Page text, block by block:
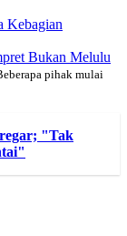
Kebagian
Bukan Melulu
pihak mulai
"Tak